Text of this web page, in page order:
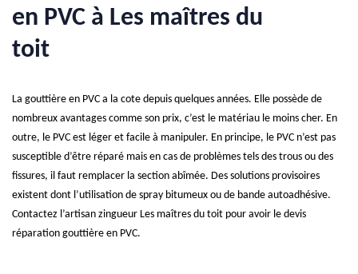
en PVC à Les maîtres du
toit
La gouttière en PVC a la cote depuis quelques années. Elle possède de
nombreux avantages comme son prix, c’est le matériau le moins cher. En
outre, le PVC est léger et facile à manipuler. En principe, le PVC n’est pas
susceptible d’être réparé mais en cas de problèmes tels des trous ou des
fissures, il faut remplacer la section abîmée. Des solutions provisoires
existent dont l’utilisation de spray bitumeux ou de bande autoadhésive.
Contactez l’artisan zingueur Les maîtres du toit pour avoir le devis
réparation gouttière en PVC.